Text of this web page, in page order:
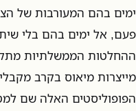
ימים בהם המעורבות של
פעם, אל ימים בהם בלי
ההחלטות הממשלתיות
מייצרות מיאוס בקרב
הפופוליסטים האלה שם